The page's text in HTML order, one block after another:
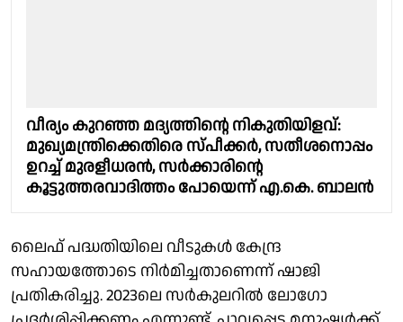
വീര്യം കുറഞ്ഞ മദ്യത്തിൻ്റെ നികുതിയിളവ്:
മുഖ്യമന്ത്രിക്കെതിരെ സ്പീക്കർ, സതീശനൊപ്പം
ഉറച്ച് മുരളീധരൻ, സർക്കാരിൻ്റെ
കൂട്ടുത്തരവാദിത്തം പോയെന്ന് എ.കെ. ബാലൻ
ലൈഫ് പദ്ധതിയിലെ വീടുകൾ കേന്ദ്ര
സഹായത്തോടെ നിർമിച്ചതാണെന്ന് ഷാജി
പ്രതികരിച്ചു. 2023ലെ സർകുലറിൽ ലോഗോ